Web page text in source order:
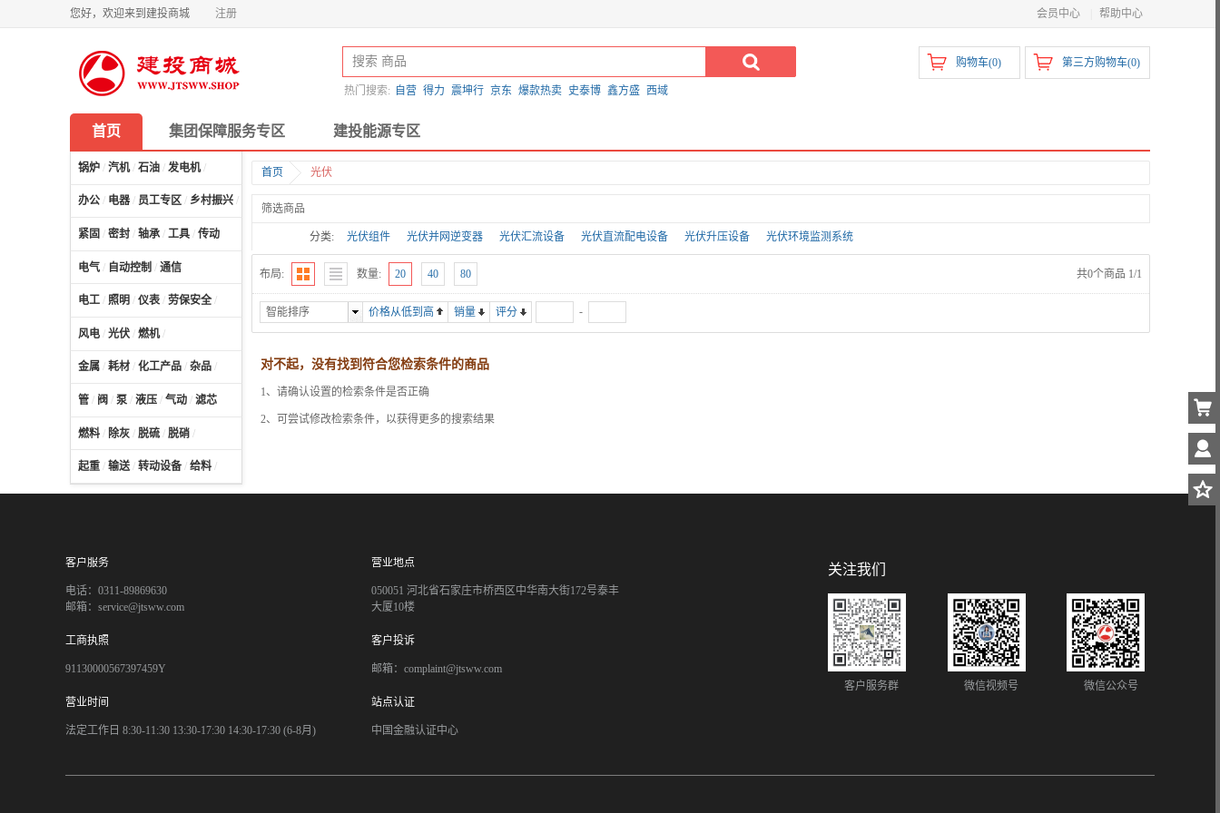
您好，欢迎来到建投商城 注册 会员中心 帮助中心
热门搜索: 自营 得力 震坤行 京东 爆款热卖 史泰博 鑫方盛 西域
第三方购物车(0)
购物车(0)
首页 集团保障服务专区 建投能源专区
锅炉 / 汽机/ 石油 / 发电机/
办公 / 电器 / 员工专区 / 乡村振兴 / 计算机及配件
紧固 / 密封 / 轴承 / 工具 / 传动
电气 / 自动控制 / 通信
电工 / 照明 / 仪表 / 劳保安全 /
风电 / 光伏 / 燃机/
金属 / 耗材 / 化工产品 / 杂品 /
管 / 阀 / 泵 / 液压 / 气动 / 滤芯
燃料 / 除灰 / 脱硫 / 脱硝 /
起重 / 输送/ 转动设备 / 给料 /
首页 光伏
筛选商品
分类: 光伏组件 光伏并网逆变器 光伏汇流设备 光伏直流配电设备 光伏升压设备 光伏环境监测系统
布局: 数量: 20 40 80 共0个商品 1/1
智能排序 价格从低到高 销量 评分 -
对不起，没有找到符合您检索条件的商品
1、请确认设置的检索条件是否正确
2、可尝试修改检索条件，以获得更多的搜索结果
客户服务
电话：0311-89869630
邮箱：service@jtsww.com
营业地点
050051 河北省石家庄市桥西区中华南大街172号泰丰
大厦10楼
工商执照
91130000567397459Y
客户投诉
邮箱：complaint@jtsww.com
营业时间
法定工作日 8:30-11:30 13:30-17:30 14:30-17:30 (6-8月)
站点认证
中国金融认证中心
关注我们
客户服务群 微信视频号 微信公众号